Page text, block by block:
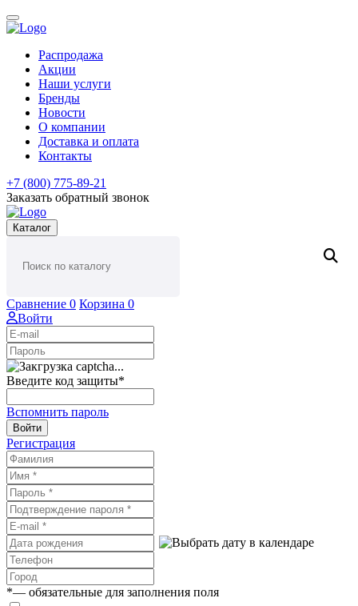
Распродажа
Акции
Наши услуги
Бренды
Новости
О компании
Доставка и оплата
Контакты
+7 (800) 775-89-21
Заказать обратный звонок
Каталог
Сравнение 0 Корзина 0
Войти
Введите код защиты*
Вспомнить пароль
Войти
Регистрация
*— обязательные для заполнения поля